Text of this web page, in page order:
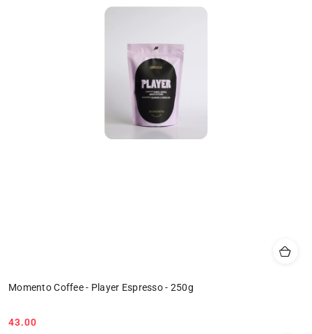
Momento Coffee - Player Espresso - 250g
Cena:
43.00